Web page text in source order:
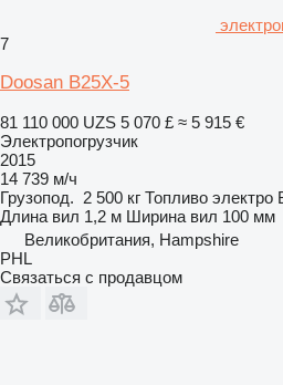
7
Doosan B25X-5
81 110 000 UZS 5 070 £ ≈ 5 915 €
Электропогрузчик
2015
14 739 м/ч
Грузопод. 2 500 кг Топливо электро
Длина вил 1,2 м Ширина вил 100 мм
Великобритания, Hampshire
PHL
Связаться с продавцом